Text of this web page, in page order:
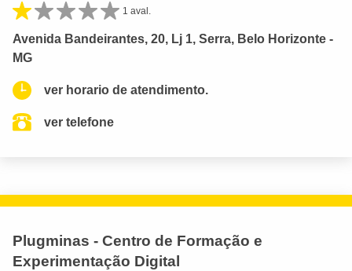
1 aval.
Avenida Bandeirantes, 20, Lj 1, Serra, Belo Horizonte -
MG
ver horario de atendimento.
ver telefone
Plugminas - Centro de Formação e
Experimentação Digital